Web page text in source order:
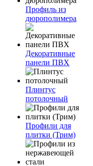
Профиль из
дюрополимера
Декоративные
панели ПВХ
Плинтус
потолочный
Профили для
плитки (Трим)